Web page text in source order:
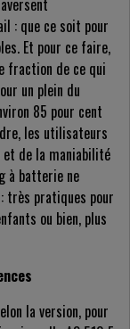
: que ce soit pour
Et pour ce faire,
fraction de ce qui
un plein du
85 pour cent
les utilisateurs
et de la maniabilité
à batterie ne
très pratiques pour
ou bien, plus
la version, pour